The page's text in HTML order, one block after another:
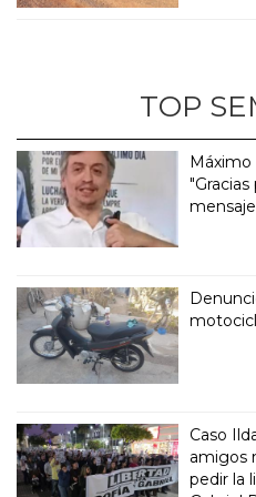
TOP
Máximo
Caso
amigos
pedir la